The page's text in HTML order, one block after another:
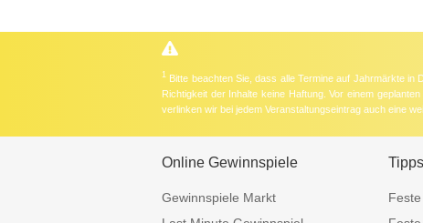
1 Bitte beachten Sie, dass alle Termine auf Jahrmärkte
Richtigkeit der Inhalte keine Haftung. Vor einem
verlinken wir bei jedem Veranstaltungseintrag auch eine
Online Gewinnspiele
Gewinnspiele Markt